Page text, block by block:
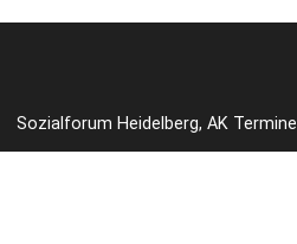
Sozialforum Heidelberg, AK Termine